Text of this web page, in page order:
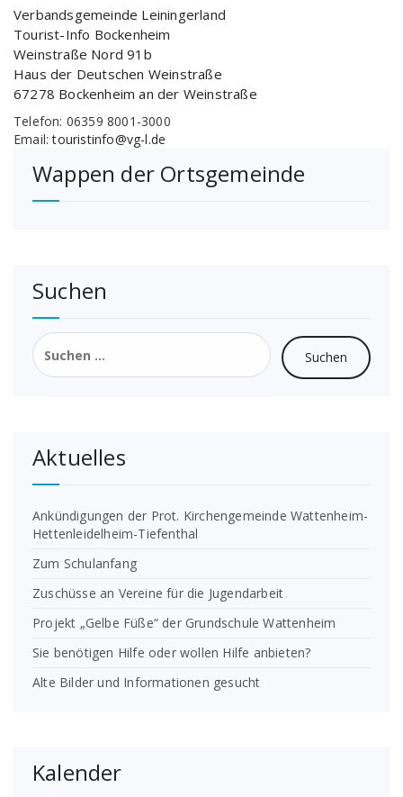
Verbandsgemeinde Leiningerland
Tourist-Info Bockenheim
Weinstraße Nord 91b
Haus der Deutschen Weinstraße
67278 Bockenheim an der Weinstraße
Telefon: 06359 8001-3000
Email:touristinfo@vg-l.de
Wappen der Ortsgemeinde
Suchen
Suchen
nach:
Aktuelles
Ankündigungen der Prot. Kirchengemeinde Wattenheim-
Hettenleidelheim-Tiefenthal
Zum Schulanfang
Zuschüsse an Vereine für die Jugendarbeit
Projekt „Gelbe Füße“ der Grundschule Wattenheim
Sie benötigen Hilfe oder wollen Hilfe anbieten?
Alte Bilder und Informationen gesucht
Kalender